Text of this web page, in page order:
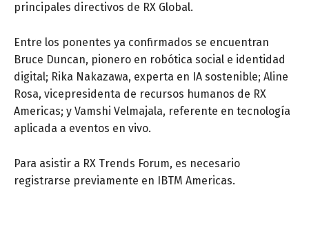
principales directivos de RX Global.
Entre los ponentes ya confirmados se encuentran
Bruce Duncan, pionero en robótica social e identidad
digital; Rika Nakazawa, experta en IA sostenible; Aline
Rosa, vicepresidenta de recursos humanos de RX
Americas; y Vamshi Velmajala, referente en tecnología
aplicada a eventos en vivo.
Para asistir a RX Trends Forum, es necesario
registrarse previamente en IBTM Americas.